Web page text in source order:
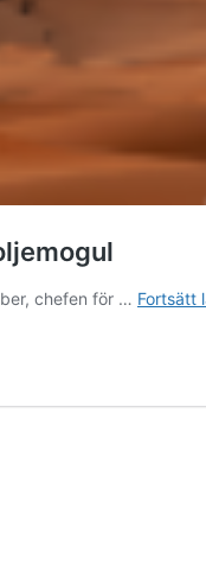
chefen för … Fortsätt